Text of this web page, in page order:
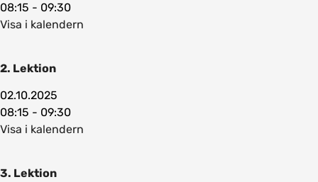
08:15 - 09:30
Visa i kalendern
2. Lektion
02.10.2025
08:15 - 09:30
Visa i kalendern
3. Lektion